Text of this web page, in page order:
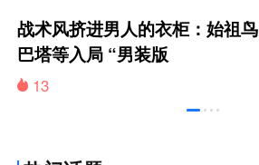
战术风挤进男人的衣柜：始祖鸟
巴塔等入局 “男装版
Lululemon”年销售超18亿
13